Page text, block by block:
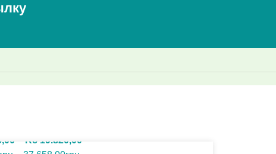
Kč 19.820,00